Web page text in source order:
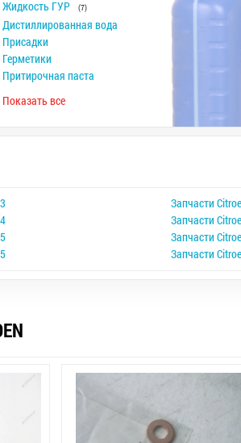
Жидкость ГУР
(7)
Дистиллированная вода
Присадки
Герметики
Притирочная паста
Показать все
Запчасти
Запчасти
Запчасти
Запчасти